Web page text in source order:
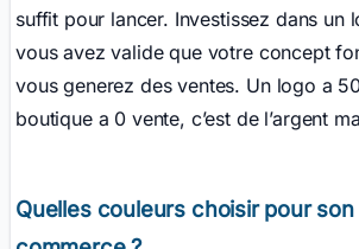
suffit pour lancer. Investissez dans un
vous avez valide que votre concept
vous generez des ventes. Un logo a
boutique a 0 vente, c’est de l’argent
Quelles couleurs choisir pour